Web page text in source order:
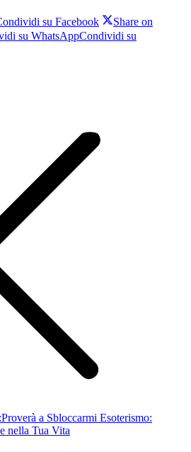
su Facebook
Share on
su WhatsAppCondividi su
Proverà a Sbloccarmi Esoterismo:
nella Tua Vita